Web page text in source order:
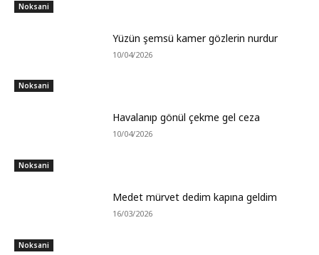
Noksani
Noksani
Yüzün şemsü kamer gözlerin nurdur
10/04/2026
Noksani
Havalanıp gönül çekme gel ceza
10/04/2026
Noksani
Medet mürvet dedim kapına geldim
16/03/2026